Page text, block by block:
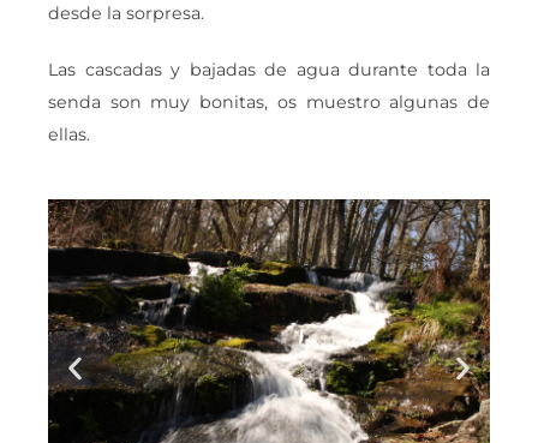
desde la sorpresa.
Las cascadas y bajadas de agua durante toda la
senda son muy bonitas, os muestro algunas de
ellas.